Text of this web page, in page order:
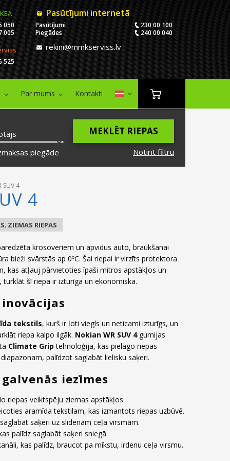
050
005
525
Pasūtījumi internetā
Pasūtījumi
230 00 100
Piegādes
240 00 040
rekini@mmkserviss.lv
Par mums Kontakti
Notīrīt filtru
MEKLĒT RIEPAS
piegāde
SUV 4
4
, ZIEMAS RIEPAS
krosoveriem un apvidus auto, braukšanai
bieži svārstās ap 0ºC. Šai riepai ir virzīts protektora
kas atļauj pārvietoties īpaši mitros apstākļos un
turklāt šī riepa ir izturīga un ekonomiska.
inovācijas
tekstils, kurš ir ļoti viegls un neticami izturīgs, un
riepa kalpo ilgāk. Nokian WR SUV 4gumijas
Climate Grip tehnoloģija, kas pielāgo riepas
palīdzot saglabāt lielisku saķeri.
galvenās iezīmes
riepas veiktspēju ziemas apstākļos.
aramīda tekstilam, kas izmantots riepas uzbūvē.
saķeri uz slidenām ceļa virsmām.
palīdz saglabāt saķeri sniegā.
kas palīdz, braucot pa mīkstu, irdenu ceļa virsmu.